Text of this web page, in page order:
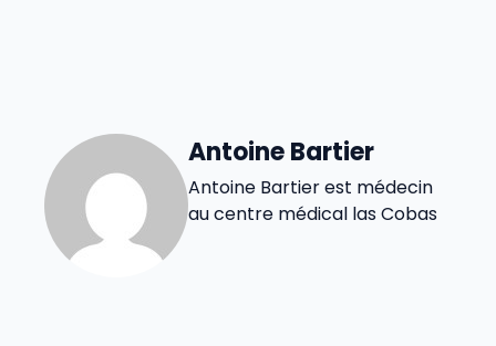
Antoine Bartier
Antoine Bartier est médecin
au centre médical las Cobas